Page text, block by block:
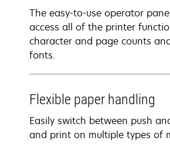
The easy-to-use operator
access all of the printer
character and page counts
fonts.
Flexible paper handling
Easily switch between push
and print on multiple types of